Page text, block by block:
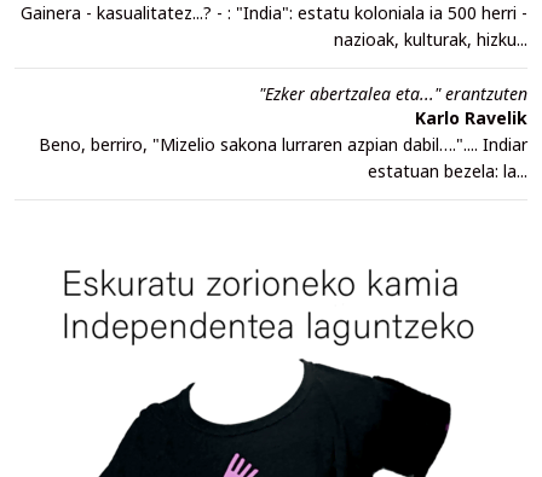
Gainera - kasualitatez...? - : "India": estatu koloniala ia 500 herri -
nazioak, kulturak, hizku...
"Ezker abertzalea eta..." erantzuten
Karlo Ravelik
Beno, berriro, "Mizelio sakona lurraren azpian dabil….".... Indiar
estatuan bezela: la...